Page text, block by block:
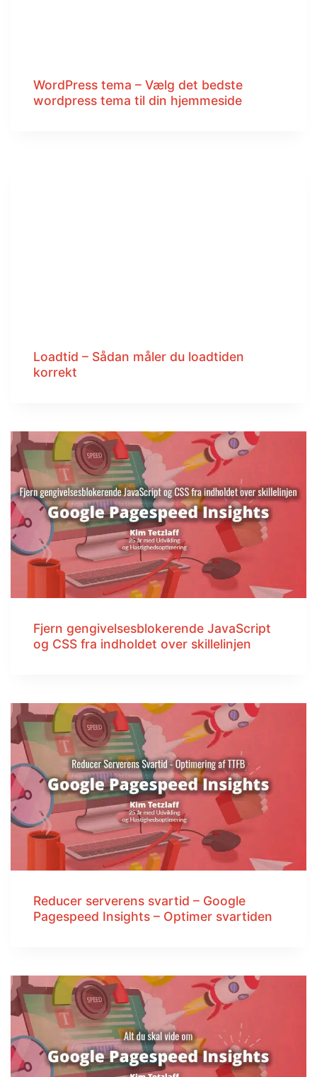
WordPress tema – Vælg det bedste
wordpress tema til din hjemmeside
Loadtid – Sådan måler du loadtiden
korrekt
Fjern gengivelsesblokerende JavaScript
og CSS fra indholdet over skillelinjen
Reducer serverens svartid – Google
Pagespeed Insights – Optimer svartiden